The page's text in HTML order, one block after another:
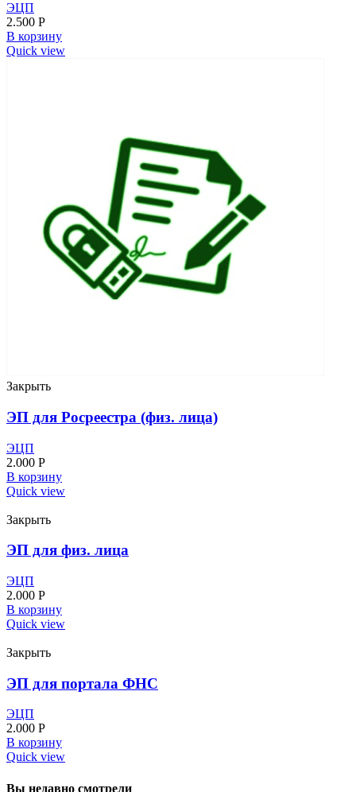
ЭЦП
2.500 Р
В корзину
Quick view
Закрыть
ЭП для Росреестра (физ. лица)
ЭЦП
2.000 Р
В корзину
Quick view
Закрыть
ЭП для физ. лица
ЭЦП
2.000 Р
В корзину
Quick view
Закрыть
ЭП для портала ФНС
ЭЦП
2.000 Р
В корзину
Quick view
Вы недавно смотрели